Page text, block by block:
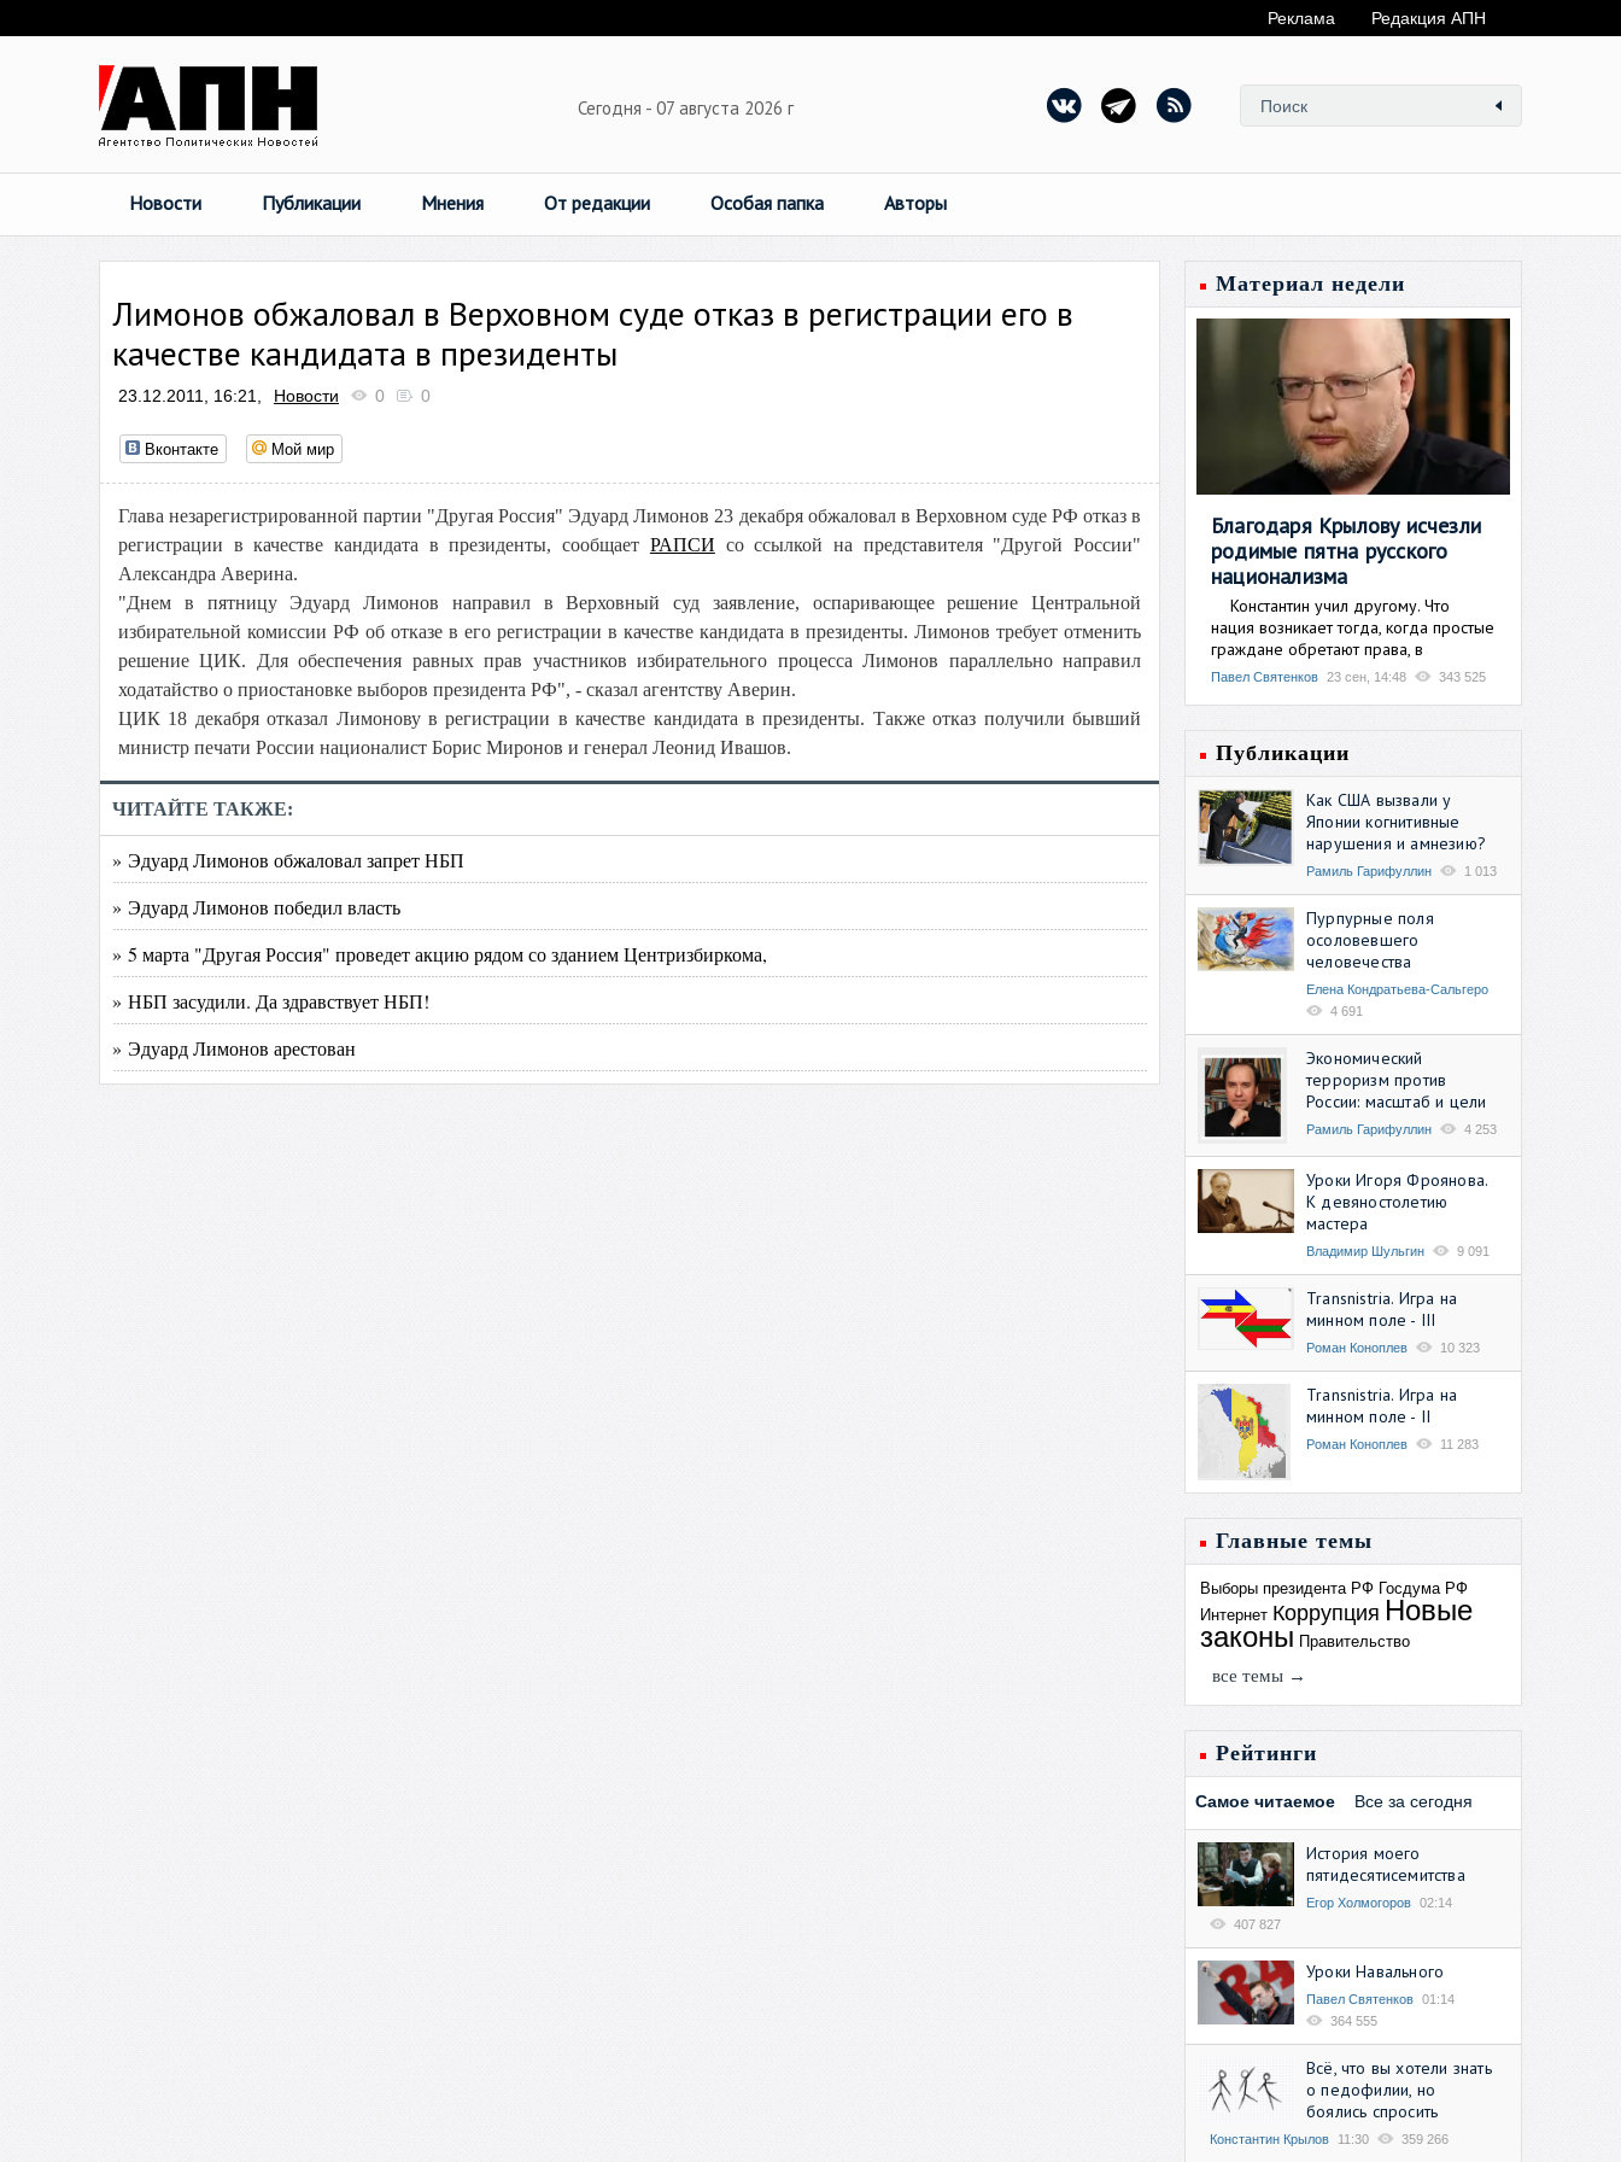
Реклама Редакция АПН
Сегодня - 07 августа 2026 г
Новости Публикации Мнения От редакции Особая папка Авторы
Лимонов обжаловал в Верховном суде отказ в регистрации его в
качестве кандидата в президенты
23.12.2011, 16:21, Новости 0 0
Вконтакте Мой мир
Глава незарегистрированной партии "Другая Россия" Эдуард Лимонов 23 декабря обжаловал в Верховном суде РФ отказ в
регистрации в качестве кандидата в президенты, сообщает РАПСИ со ссылкой на представителя "Другой России"
Александра Аверина.
"Днем в пятницу Эдуард Лимонов направил в Верховный суд заявление, оспаривающее решение Центральной
избирательной комиссии РФ об отказе в его регистрации в качестве кандидата в президенты. Лимонов требует отменить
решение ЦИК. Для обеспечения равных прав участников избирательного процесса Лимонов параллельно направил
ходатайство о приостановке выборов президента РФ", - сказал агентству Аверин.
ЦИК 18 декабря отказал Лимонову в регистрации в качестве кандидата в президенты. Также отказ получили бывший
министр печати России националист Борис Миронов и генерал Леонид Ивашов.
ЧИТАЙТЕ ТАКЖЕ:
» Эдуард Лимонов обжаловал запрет НБП
» Эдуард Лимонов победил власть
» 5 марта "Другая Россия" проведет акцию рядом со зданием Центризбиркома,
» НБП засудили. Да здравствует НБП!
» Эдуард Лимонов арестован
Материал недели
Благодаря Крылову исчезли
родимые пятна русского
национализма
Константин учил другому. Что
нация возникает тогда, когда простые
граждане обретают права, в
Павел Святенков 23 сен, 14:48 343 525
Публикации
Как США вызвали у
Японии когнитивные
нарушения и амнезию?
Рамиль Гарифуллин 1 013
Пурпурные поля
осоловевшего
человечества
Елена Кондратьева-Сальгеро
4 691
Экономический
терроризм против
России: масштаб и цели
Рамиль Гарифуллин 4 253
Уроки Игоря Фроянова.
К девяностолетию
мастера
Владимир Шульгин 9 091
Transnistria. Игра на
минном поле - III
Роман Коноплев 10 323
Transnistria. Игра на
минном поле - II
Роман Коноплев 11 283
Главные темы
Выборы президента РФ Госдума РФ
Интернет Коррупция Новые
законы Правительство
все темы →
Рейтинги
Самое читаемое Все за сегодня
История моего
пятидесятисемитства
Егор Холмогоров 02:14
407 827
Уроки Навального
Павел Святенков 01:14
364 555
Всё, что вы хотели знать
о педофилии, но
боялись спросить
Константин Крылов 11:30 359 266